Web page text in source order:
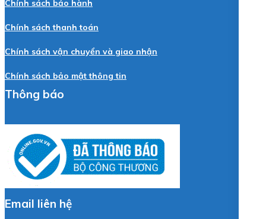
Chính sách bảo hành
Chính sách thanh toán
Chính sách vận chuyển và giao nhận
Chính sách bảo mật thông tin
Thông báo
Email liên hệ